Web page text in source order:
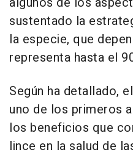
sustentado la
la especie, que
representa hasta el
Según ha detallado,
uno de los primeros
los beneficios que
lince en la salud de